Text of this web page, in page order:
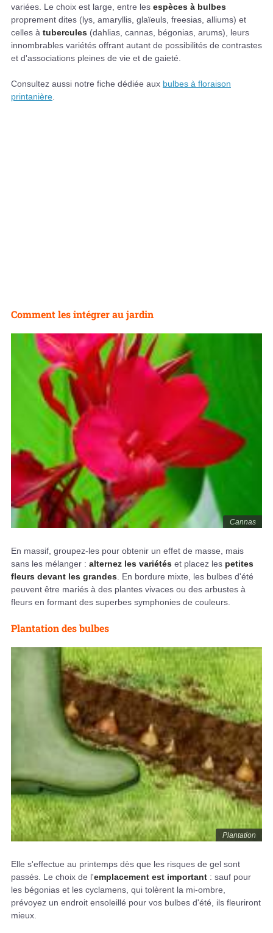
variées. Le choix est large, entre les espèces à bulbes
proprement dites (lys, amaryllis, glaïeuls, freesias, alliums) et
celles à tubercules (dahlias, cannas, bégonias, arums), leurs
innombrables variétés offrant autant de possibilités de contrastes
et d'associations pleines de vie et de gaieté.
Consultez aussi notre fiche dédiée aux bulbes à floraison
printanière
Comment les intégrer au jardin
Cannas
En massif, groupez-les pour obtenir un effet de masse, mais
sans les mélanger : alternez les variétés et placez les petites
fleurs devant les grandes . En bordure mixte, les bulbes d'été
peuvent être mariés à des plantes vivaces ou des arbustes à
fleurs en formant des superbes symphonies de couleurs.
Plantation des bulbes
Plantation
Elle s'effectue au printemps dès que les risques de gel sont
passés. Le choix de l'emplacement est important : sauf pour
les bégonias et les cyclamens, qui tolèrent la mi-ombre,
prévoyez un endroit ensoleillé pour vos bulbes d'été, ils fleuriront
mieux.